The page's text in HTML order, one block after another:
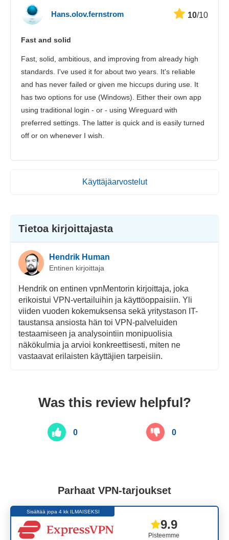
Hans.olov.fernstrom 10/10
Fast and solid
Fast, solid, ambitious, and improving from already high
standards. I've used it for about two years. It's reliable
and has never failed or given me hiccups during use. It
has two options for use (Windows). Either their own app
using traditional login - or - using Wireguard with
preferred settings. The latter is quick and is easily turned
off or on whenever I wish.
Käyttäjäarvostelut
Tietoa kirjoittajasta
Hendrik Human
Entinen kirjoittaja
Hendrik on entinen vpnMentorin kirjoittaja, joka
erikoistui VPN-vertailuihin ja käyttöoppaisiin. Yli
viiden vuoden kokemuksensa sekä yritystason IT-
taustansa ansiosta hän toi VPN-palveluiden
testaamiseen ja analysointiin monipuolisia
näkökulmia ja arvioi konkreettisesti, miten ne
vastaavat erilaisten käyttäjien tarpeisiin.
Was this review helpful?
0 0
Parhaat VPN-tarjoukset
Sisältää jopa 4 kk ILMAISEKSI
Pisteemme
9.9